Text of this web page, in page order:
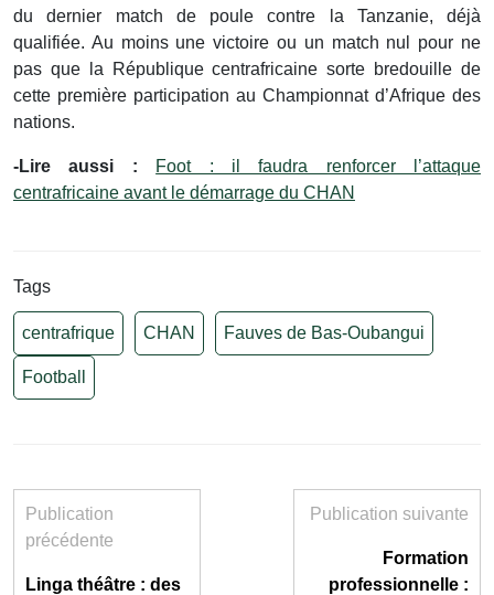
du dernier match de poule contre la Tanzanie, déjà
qualifiée. Au moins une victoire ou un match nul pour ne
pas que la République centrafricaine sorte bredouille de
cette première participation au Championnat d’Afrique des
nations.
-Lire aussi :
Foot : il faudra renforcer l’attaque
centrafricaine avant le démarrage du CHAN
Tags
centrafrique CHAN Fauves de Bas-Oubangui
Football
Publication
précédente
Linga théâtre : des
Publication suivante
Formation
professionnelle :